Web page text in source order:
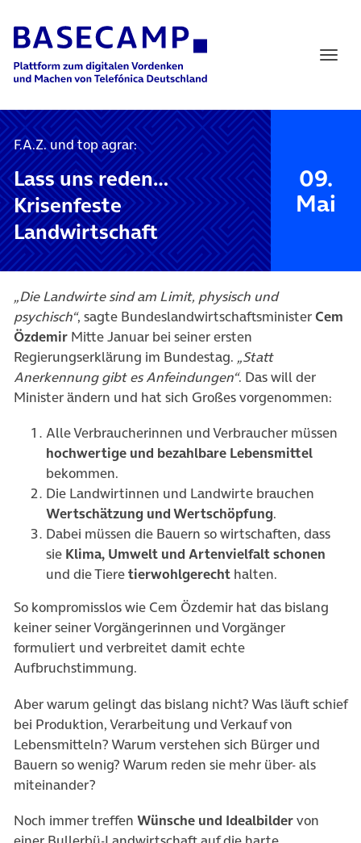
Main Navigation
F.A.Z. und top agrar:
Lass uns reden…
Krisenfeste
Landwirtschaft
09.
Mai
„Die Landwirte sind am Limit, physisch und
psychisch“, sagte BundeslandwirtschaftsministerCem
Özdemir Mitte Januar bei seiner ersten
Regierungserklärung im Bundestag. „Statt
Anerkennung gibt es Anfeindungen“. Das will der
Minister ändern und hat sich Großes vorgenommen:
Alle Verbraucherinnen und Verbraucher müssen
hochwertige und bezahlbare Lebensmittel
bekommen.
Die Landwirtinnen und Landwirte brauchen
Wertschätzung und Wertschöpfung.
Dabei müssen die Bauern so wirtschaften, dass
sie Klima, Umwelt und Artenvielfalt schonen
und die Tieretierwohlgerecht halten.
So kompromisslos wie Cem Özdemir hat das bislang
keiner seiner Vorgängerinnen und Vorgänger
formuliert und verbreitet damit echte
Aufbruchstimmung.
Aber warum gelingt das bislang nicht? Was läuft schief
bei Produktion, Verarbeitung und Verkauf von
Lebensmitteln? Warum verstehen sich Bürger und
Bauern so wenig? Warum reden sie mehr über- als
miteinander?
Noch immer treffen Wünsche und Idealbildervon